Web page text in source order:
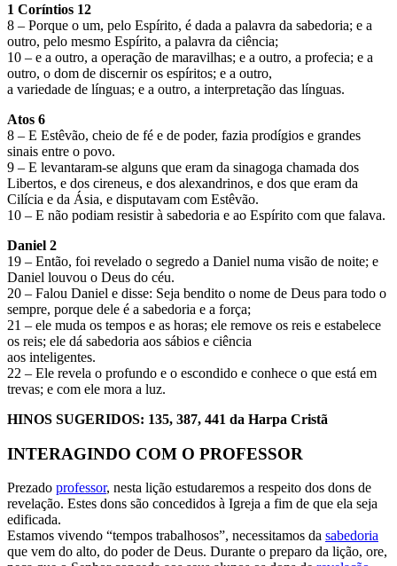
1 Coríntios 12
8 – Porque o um, pelo Espírito, é dada a palavra da sabedoria; e a
outro, pelo mesmo Espírito, a palavra da ciência;
10 – e a outro, a operação de maravilhas; e a outro, a profecia; e a
outro, o dom de discernir os espíritos; e a outro,
a variedade de línguas; e a outro, a interpretação das línguas.
Atos 6
8 – E Estêvão, cheio de fé e de poder, fazia prodígios e grandes
sinais entre o povo.
9 – E levantaram-se alguns que eram da sinagoga chamada dos
Libertos, e dos cireneus, e dos alexandrinos, e dos que eram da
Cilícia e da Ásia, e disputavam com Estêvão.
10 – E não podiam resistir à sabedoria e ao Espírito com que falava.
Daniel 2
19 – Então, foi revelado o segredo a Daniel numa visão de noite; e
Daniel louvou o Deus do céu.
20 – Falou Daniel e disse: Seja bendito o nome de Deus para todo o
sempre, porque dele é a sabedoria e a força;
21 – ele muda os tempos e as horas; ele remove os reis e estabelece
os reis; ele dá sabedoria aos sábios e ciência
aos inteligentes.
22 – Ele revela o profundo e o escondido e conhece o que está em
trevas; e com ele mora a luz.
HINOS SUGERIDOS: 135, 387, 441 da Harpa Cristã
INTERAGINDO COM O PROFESSOR
Prezado professor, nesta lição estudaremos a respeito dos dons de
revelação. Estes dons são concedidos à Igreja a fim de que ela seja
edificada.
Estamos vivendo “tempos trabalhosos”, necessitamos da sabedoria
que vem do alto, do poder de Deus. Durante o preparo da lição, ore,